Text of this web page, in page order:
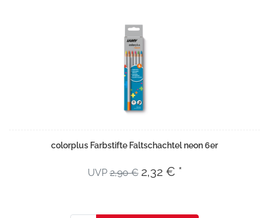
colorplus Farbstifte Faltschachtel neon 6er
UVP2,90 € 2,32 € *